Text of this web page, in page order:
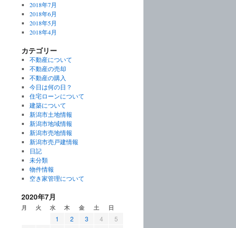
2018年7月
2018年6月
2018年5月
2018年4月
カテゴリー
不動産について
不動産の売却
不動産の購入
今日は何の日？
住宅ローンについて
建築について
新潟市土地情報
新潟市地域情報
新潟市売地情報
新潟市売戸建情報
日記
未分類
物件情報
空き家管理について
2020年7月
月 火 水 木 金 土 日
1 2 3 4
5